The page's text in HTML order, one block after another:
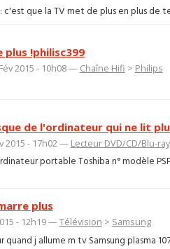
que la TV met de plus en plus de
!philisc399
2015 - 10h08 — Chaîne Hifi > Philips
de l'ordinateur qui ne lit
2015 - 17h02 — Lecteur DVD/CD/Blu-
portable Toshiba n° modèle
plus
- 12h19 —Télévision > Samsung
j allume m tv Samsung plasma 107